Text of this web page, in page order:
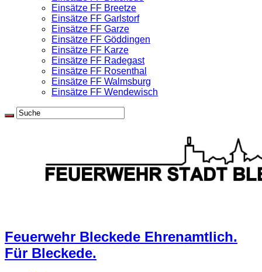
Einsätze FF Breetze
Einsätze FF Garlstorf
Einsätze FF Garze
Einsätze FF Göddingen
Einsätze FF Karze
Einsätze FF Radegast
Einsätze FF Rosenthal
Einsätze FF Walmsburg
Einsätze FF Wendewisch
Feuerwehr Bleckede Ehrenamtlich.
Für Bleckede.